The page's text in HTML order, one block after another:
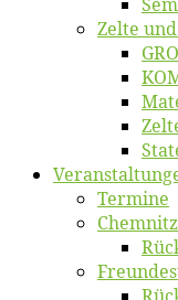
Zel­te
Ter­mi­ne